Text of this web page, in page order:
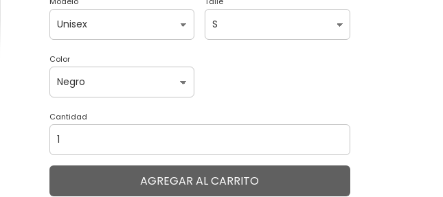
Color
Cantidad
AGREGAR AL CARRITO